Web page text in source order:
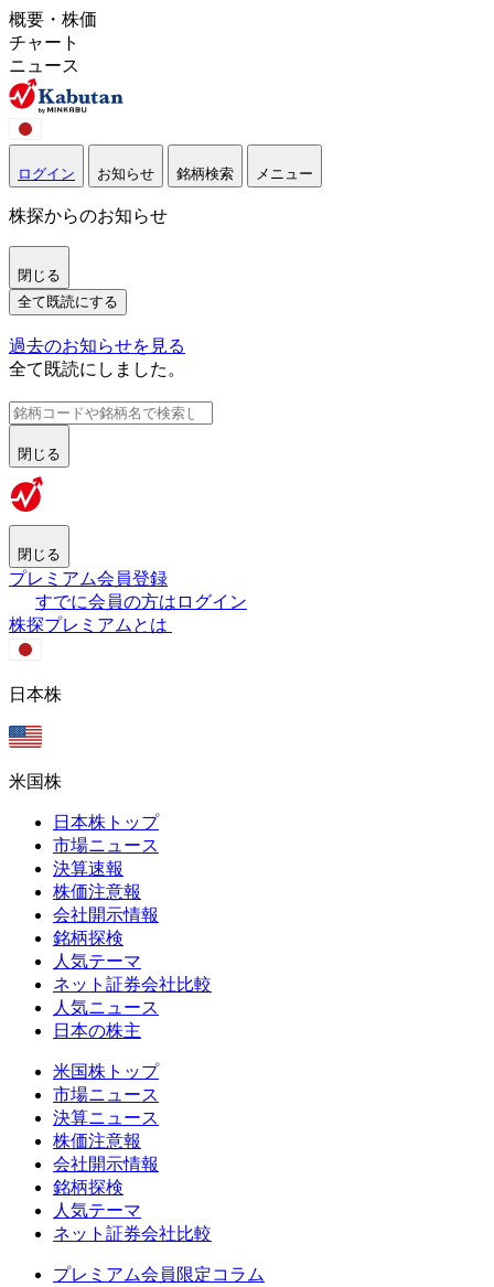
概要・株価
チャート
ニュース
ログイン お知らせ 銘柄検索 メニュー
株探からのお知らせ
閉じる
全て既読にする
過去のお知らせを見る
全て既読にしました。
閉じる
閉じる
プレミアム会員登録
すでに会員の方はログイン
株探プレミアムとは
日本株
米国株
日本株トップ
市場ニュース
決算速報
株価注意報
会社開示情報
銘柄探検
人気テーマ
ネット証券会社比較
人気ニュース
日本の株主
米国株トップ
市場ニュース
決算ニュース
株価注意報
会社開示情報
銘柄探検
人気テーマ
ネット証券会社比較
プレミアム会員限定コラム